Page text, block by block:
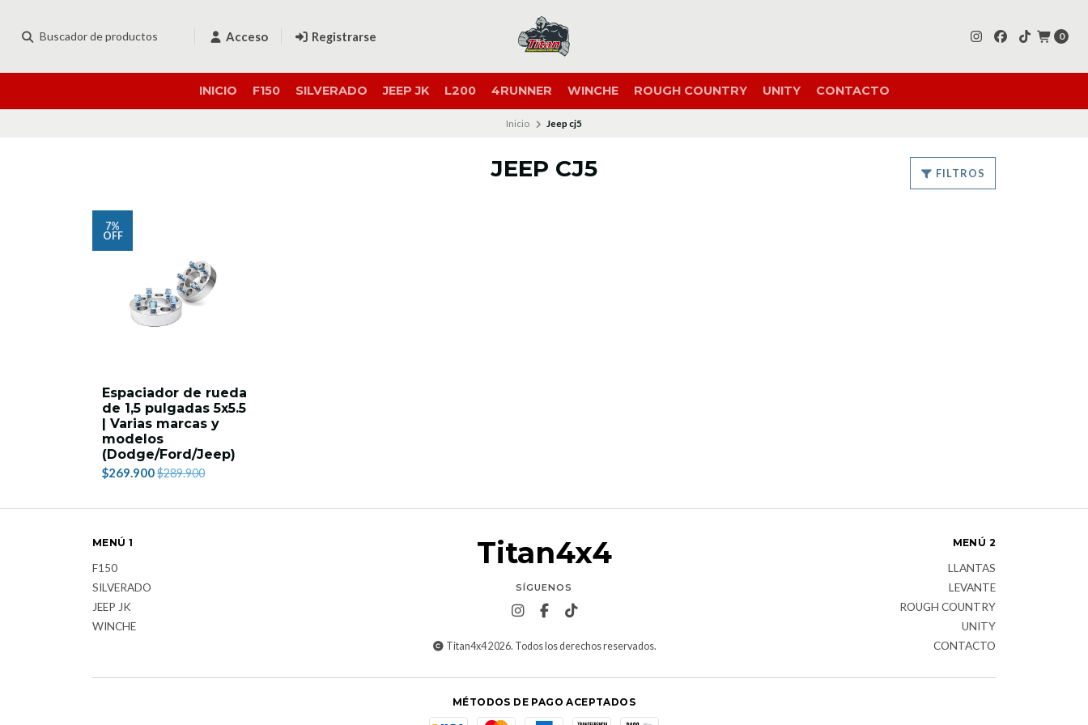
Acceso Registrarse 0
INICIO F150 SILVERADO JEEP JK L200 4RUNNER WINCHE ROUGH COUNTRY UNITY CONTACTO
Inicio Jeep cj5
JEEP CJ5 FILTROS
7%
OFF
Espaciador de rueda
de 1,5 pulgadas 5x5.5
| Varias marcas y
modelos
(Dodge/Ford/Jeep)
$269.900$289.900
Titan4x4
SÍGUENOS
Titan4x4 2026. Todos los derechos reservados.
MENÚ 1
F150
SILVERADO
JEEP JK
WINCHE
MENÚ 2
LLANTAS
LEVANTE
ROUGH COUNTRY
UNITY
CONTACTO
MÉTODOS DE PAGO ACEPTADOS